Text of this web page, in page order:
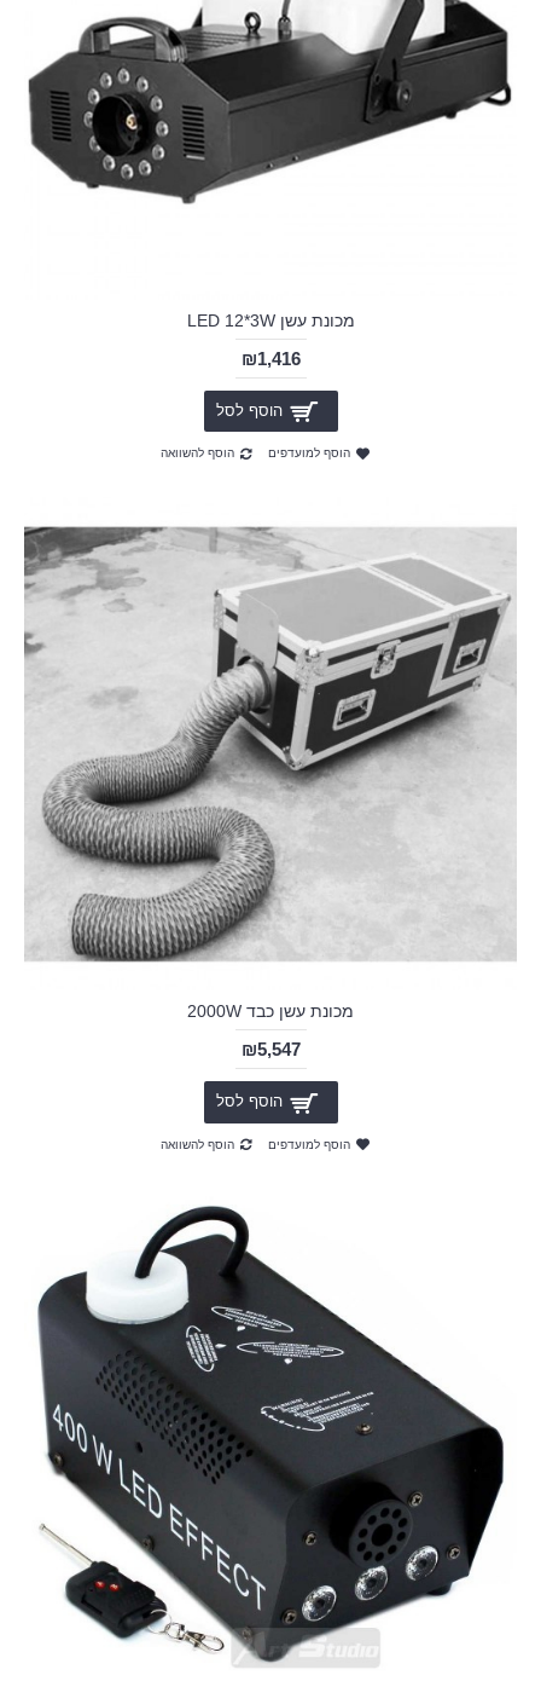
מכונת עשן LED 12*3W
₪1,416
הוסף לסל
הוסף למועדפים הוסף להשוואה
מכונת עשן כבד 2000W
₪5,547
הוסף לסל
הוסף למועדפים הוסף להשוואה